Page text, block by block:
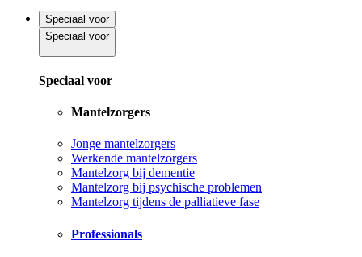
Speciaal voor
Speciaal voor
Speciaal voor
Mantelzorgers
Jonge mantelzorgers
Werkende mantelzorgers
Mantelzorg bij dementie
Mantelzorg bij psychische problemen
Mantelzorg tijdens de palliatieve fase
Professionals